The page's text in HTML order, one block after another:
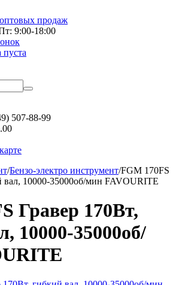
9:00-18:00
пуста
507-88-99
/Бензо-электро инструмент/FGM 170FS
вал, 10000-35000об/мин FAVOURITE
Гравер 170Вт,
10000-35000об/